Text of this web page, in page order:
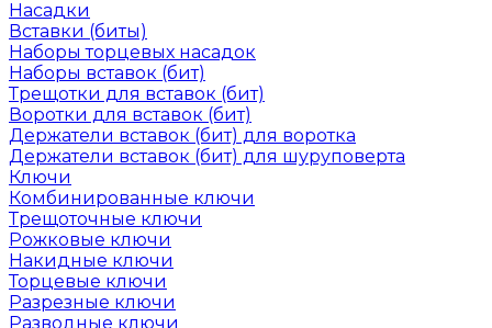
Насадки
Вставки (биты)
Наборы торцевых насадок
Наборы вставок (бит)
Трещотки для вставок (бит)
Воротки для вставок (бит)
Держатели вставок (бит) для воротка
Держатели вставок (бит) для шуруповерта
Ключи
Комбинированные ключи
Трещоточные ключи
Рожковые ключи
Накидные ключи
Торцевые ключи
Разрезные ключи
Разводные ключи